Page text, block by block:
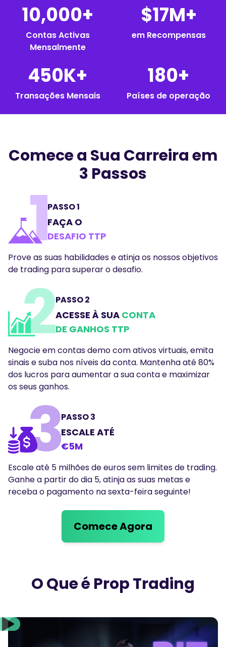
Horário de Feriados do Mercado
10,000+
Contas Activas
Mensalmente
$17M+
em Recompensas
450K+
Transações Mensais
180+
Países de operação
Comece a Sua Carreira em
3 Passos
PASSO 1
FAÇA O
DESAFIO TTP
Prove as suas habilidades e atinja os nossos objetivos
de trading para superar o desafio.
PASSO 2
ACESSE À SUA CONTA
DE GANHOS TTP
Negocie em contas demo com ativos virtuais, emita
sinais e suba nos níveis da conta. Mantenha até 80%
dos lucros para aumentar a sua conta e maximizar
os seus ganhos.
PASSO 3
ESCALE ATÉ
€5M
Escale até 5 milhões de euros sem limites de trading.
Ganhe a partir do dia 5, atinja as suas metas e
receba o pagamento na sexta-feira seguinte!
Comece Agora
O Que é Prop Trading